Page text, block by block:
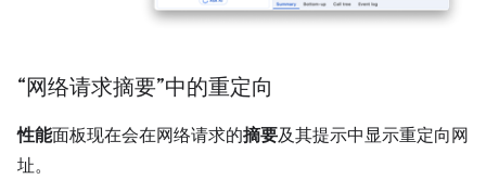
“网络请求摘要”中的重定向
性能面板现在会在网络请求的摘要及其提示中显示重定向网
址。